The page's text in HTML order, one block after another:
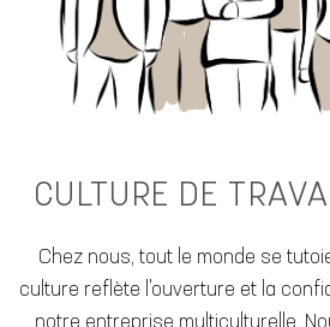
CULTURE DE
Chez nous, tout le monde se
culture reflète l'ouverture et la
notre entreprise multiculturelle.